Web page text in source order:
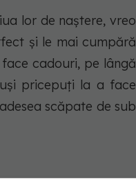
lor de naștere, vreo
și le mai cumpără
cadouri, pe lângă
pricepuți la a face
scăpate de sub